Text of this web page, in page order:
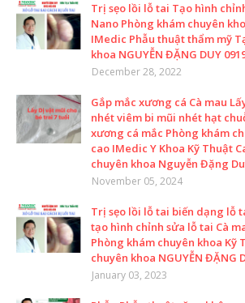
Trị sẹo lồi lỗ tai Tạo hình
Nano Phòng khám chuyên
IMedic Phẫu thuật thẩm mỹ
khoa NGUYỄN ĐẶNG DUY
December 28, 2022
Gắp mắc xương cá Cà mau
nhét viêm bi mũi nhét hạt
xương cá mắc Phòng khám
cao IMedic Y Khoa Kỹ Thuật
chuyên khoa Nguyễn Đặng
November 05, 2024
Trị sẹo lồi lỗ tai biến dạng lỗ
tạo hình chỉnh sửa lỗ tai Cà
Phòng khám chuyên khoa Kỹ
chuyên khoa NGUYỄN ĐẶNG
January 03, 2023